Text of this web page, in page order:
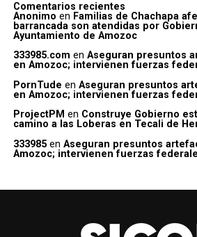
Comentarios recientes
Anonimo en Familias de Chachapa
barrancada son atendidas por
Ayuntamiento de Amozoc
333985.com en Aseguran presuntos
en Amozoc; intervienen fuerzas
PornTude en Aseguran presuntos
en Amozoc; intervienen fuerzas
ProjectPM en Construye Gobierno
camino a las Loberas en Tecali de
333985en Aseguran presuntos
Amozoc; intervienen fuerzas